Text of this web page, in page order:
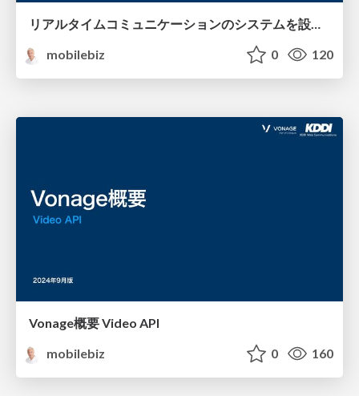
リアルタイムコミュニケーションのシステムを設計・運用する際のベストプラクティス
mobilebiz
0 120
Vonage概要 Video API
mobilebiz
0 160